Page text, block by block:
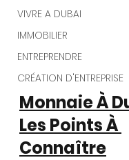
VIVRE A DUBAI
IMMOBILIER
ENTREPRENDRE
CRÉATION D'ENTREPRISE
Monnaie À
Les Points À
Connaître